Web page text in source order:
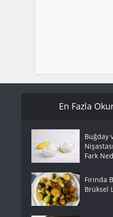
En Fazla
Buğday
Fark
Fırında
Brüksel